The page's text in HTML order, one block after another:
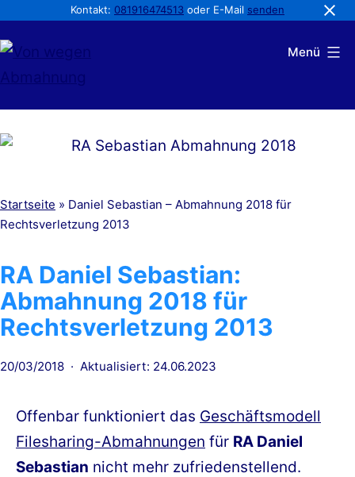
Kontakt: 081916474513 oder E-Mail senden
Inhalt
springen
Abmahnung
Menü
Startseite » Daniel Sebastian – Abmahnung 2018 für
Rechtsverletzung 2013
RA Daniel Sebastian:
Abmahnung 2018 für
Rechtsverletzung 2013
Veröffentlicht
20/03/2018 Aktualisiert: 24.06.2023
Offenbar funktioniert das Geschäftsmodell
Filesharing-Abmahnungen für RA Daniel
Sebastian nicht mehr zufriedenstellend.